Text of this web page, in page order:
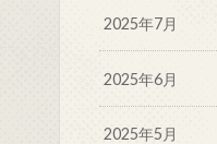
2025年7月
2025年6月
2025年5月